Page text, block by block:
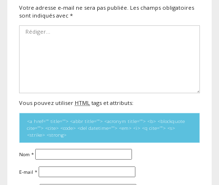
Votre adresse e-mail ne sera pas publiée. Les champs obligatoires
sont indiqués avec *
Vous pouvez utiliser HTML tags et attributs:
<a href="" title=""> <abbr title=""> <acronym title=""> <b> <blockquote
cite=""> <cite> <code> <del datetime=""> <em> <i> <q cite=""> <s>
<strike> <strong>
Nom *
E-mail *